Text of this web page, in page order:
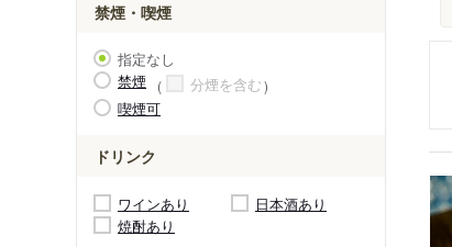
禁煙・喫煙
指定なし
禁煙
分煙を含む
喫煙可
ドリンク
ワインあり
日本酒あり
焼酎あり